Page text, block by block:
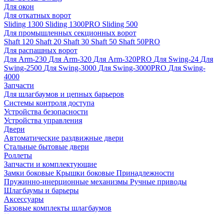
Для окон
Для откатных ворот
Sliding 1300 Sliding 1300PRO Sliding 500
Для промышленных секционных ворот
Shaft 120 Shaft 20 Shaft 30 Shaft 50 Shaft 50PRO
Для распашных ворот
Для Arm-230 Для Arm-320 Для Arm-320PRO Для Swing-24 Для
Swing-2500 Для Swing-3000 Для Swing-3000PRO Для Swing-
4000
Запчасти
Для шлагбаумов и цепных барьеров
Системы контроля доступа
Устройства безопасности
Устройства управления
Двери
Автоматические раздвижные двери
Стальные бытовые двери
Роллеты
Запчасти и комплектующие
Замки боковые Крышки боковые Принадлежности
Пружинно-инерционные механизмы Ручные приводы
Шлагбаумы и барьеры
Аксессуары
Базовые комплекты шлагбаумов